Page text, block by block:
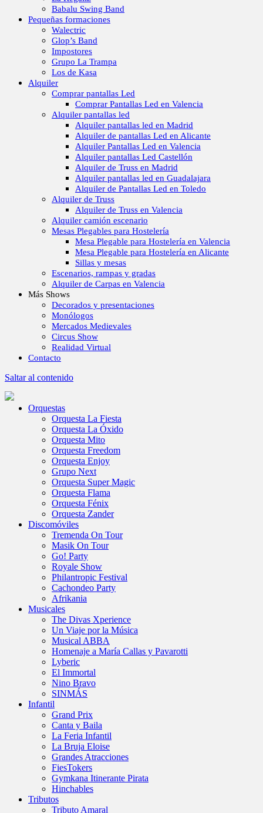
Babalu Swing Band
Pequeñas formaciones
Walectric
Glop’s Band
Impostores
Grupo La Trampa
Los de Kasa
Alquiler
Comprar pantallas Led
Comprar Pantallas Led en Valencia
Alquiler pantallas led
Alquiler pantallas led en Madrid
Alquiler de pantallas Led en Alicante
Alquiler Pantallas Led en Valencia
Alquiler pantallas Led Castellón
Alquiler de Truss en Madrid
Alquiler pantallas led en Guadalajara
Alquiler de Pantallas Led en Toledo
Alquiler de Truss
Alquiler de Truss en Valencia
Alquiler camión escenario
Mesas Plegables para Hostelería
Mesa Plegable para Hostelería en Valencia
Mesa Plegable para Hostelería en Alicante
Sillas y mesas
Escenarios, rampas y gradas
Alquiler de Carpas en Valencia
Más Shows
Decorados y presentaciones
Monólogos
Mercados Medievales
Circus Show
Realidad Virtual
Contacto
Saltar al contenido
Orquestas
Orquesta La Fiesta
Orquesta La Óxido
Orquesta Mito
Orquesta Freedom
Orquesta Enjoy
Grupo Next
Orquesta Super Magic
Orquesta Flama
Orquesta Fénix
Orquesta Zander
Discomóviles
Tremenda On Tour
Masik On Tour
Go! Party
Royale Show
Philantropic Festival
Cachondeo Party
Afrikania
Musicales
The Divas Xperience
Un Viaje por la Música
Musical ABBA
Homenaje a María Callas y Pavarotti
Lyberic
El Immortal
Nino Bravo
SINMÁS
Infantil
Grand Prix
Canta y Baila
La Feria Infantil
La Bruja Eloise
Grandes Atracciones
FiesTokers
Gymkana Itinerante Pirata
Hinchables
Tributos
Tributo Amaral